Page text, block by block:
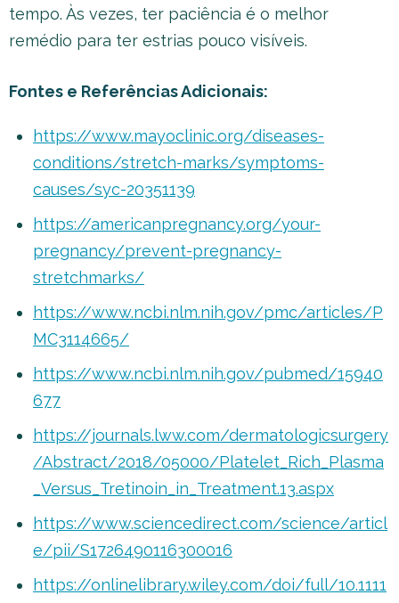
tempo. Às vezes, ter paciência é o melhor
remédio para ter estrias pouco visíveis.
Fontes e Referências Adicionais:
https://www.mayoclinic.org/diseases-
conditions/stretch-marks/symptoms-
causes/syc-20351139
https://americanpregnancy.org/your-
pregnancy/prevent-pregnancy-
stretchmarks/
https://www.ncbi.nlm.nih.gov/pmc/articles/P
MC3114665/
https://www.ncbi.nlm.nih.gov/pubmed/15940
677
https://journals.lww.com/dermatologicsurgery
/Abstract/2018/05000/Platelet_Rich_Plasma
_Versus_Tretinoin_in_Treatment.13.aspx
https://www.sciencedirect.com/science/articl
e/pii/S1726490116300016
https://onlinelibrary.wiley.com/doi/full/10.1111